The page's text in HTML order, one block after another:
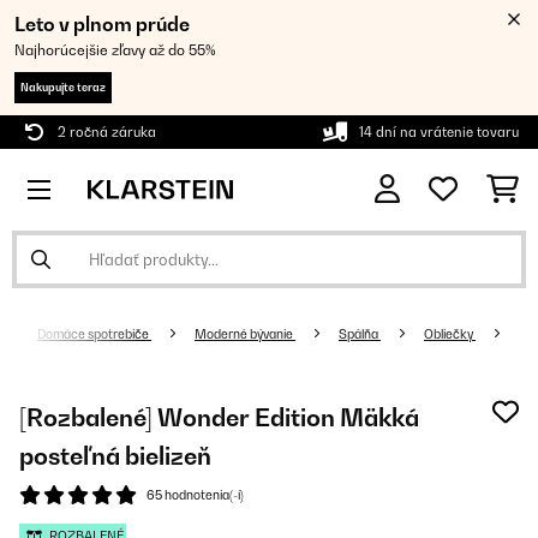
Leto v plnom prúde
Najhorúcejšie zľavy až do 55%
Nakupujte teraz
2 ročná záruka 14 dní na vrátenie tovaru
Domáce spotrebiče Moderné bývanie Spálňa Obliečky
[Rozbalené] Wonder Edition Mäkká
posteľná bielizeň
65 hodnotenia(-í)